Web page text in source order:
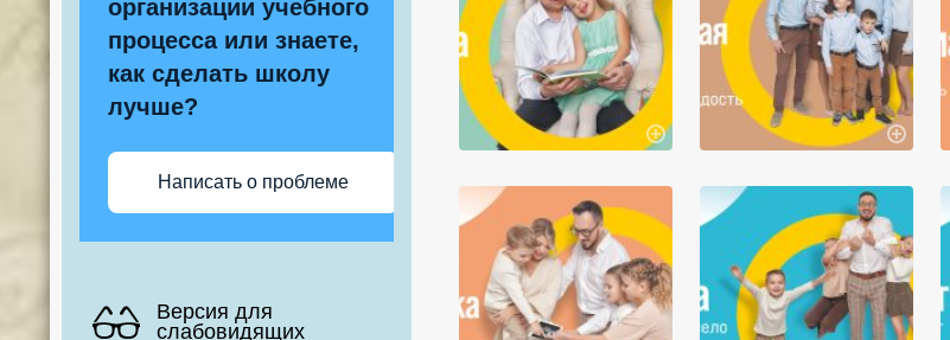
организации учебного
процесса или знаете,
как сделать школу
лучше?
Написать о проблеме
Версия для
слабовидящих